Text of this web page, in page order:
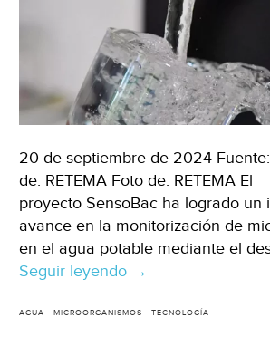
20 de septiembre de 2024
de: RETEMA Foto de: RETEMA El
proyecto SensoBac ha logrado un
avance en la monitorización de
en el agua potable mediante el
Seguir leyendo Internacional
Desarrollan
→
AGUA MICROORGANISMOS TECNOLOGÍA